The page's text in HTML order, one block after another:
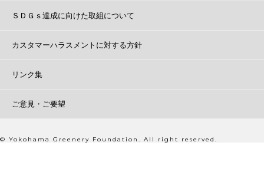
ＳＤＧｓ達成に向けた取組について
カスタマーハラスメントに対する方針
リンク集
ご意見・ご要望
© Yokohama Greenery Foundation. All right reserved.